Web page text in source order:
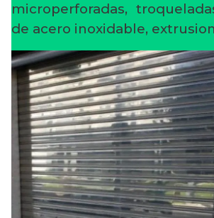
microperforadas,
de acero inoxidable,